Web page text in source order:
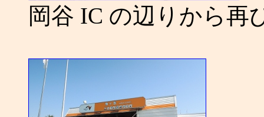
岡谷 IC の辺りから再